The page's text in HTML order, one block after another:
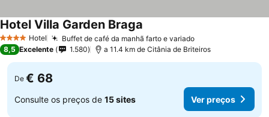
4 EstrelasHotel Buffet de café da manhã farto e variado
Hotel Villa Garden Braga
8,5 Excelente 1.580 a 11.4 km de Citânia de Briteiros
De € 68
Consulte os preços de 15 sites Ver preços